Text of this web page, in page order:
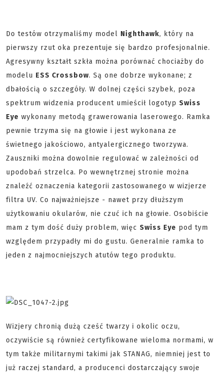
Do testów otrzymaliśmy model Nighthawk, który na
pierwszy rzut oka prezentuje się bardzo profesjonalnie.
Agresywny kształt szkła można porównać chociażby do
modelu ESS Crossbow. Są one dobrze wykonane; z
dbałością o szczegóły. W dolnej części szybek, poza
spektrum widzenia producent umieścił logotyp Swiss
Eye wykonany metodą grawerowania laserowego. Ramka
pewnie trzyma się na głowie i jest wykonana ze
świetnego jakościowo, antyalergicznego tworzywa.
Zauszniki można dowolnie regulować w zależności od
upodobań strzelca. Po wewnętrznej stronie można
znaleźć oznaczenia kategorii zastosowanego w wizjerze
filtra UV. Co najważniejsze - nawet przy dłuższym
użytkowaniu okularów, nie czuć ich na głowie. Osobiście
mam z tym dość duży problem, więc Swiss Eye pod tym
względem przypadły mi do gustu. Generalnie ramka to
jeden z najmocniejszych atutów tego produktu.
Wizjery chronią dużą cześć twarzy i okolic oczu,
oczywiście są również certyfikowane wieloma normami, w
tym także militarnymi takimi jak STANAG, niemniej jest to
już raczej standard, a producenci dostarczający swoje